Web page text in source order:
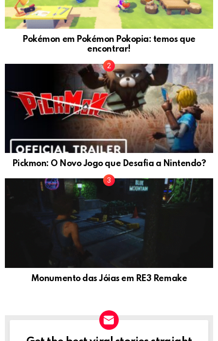
Pokémon em Pokémon Pokopia: temos que
encontrar!
Pickmon: O Novo Jogo que Desafia a Nintendo?
Monumento das Jóias em RE3 Remake